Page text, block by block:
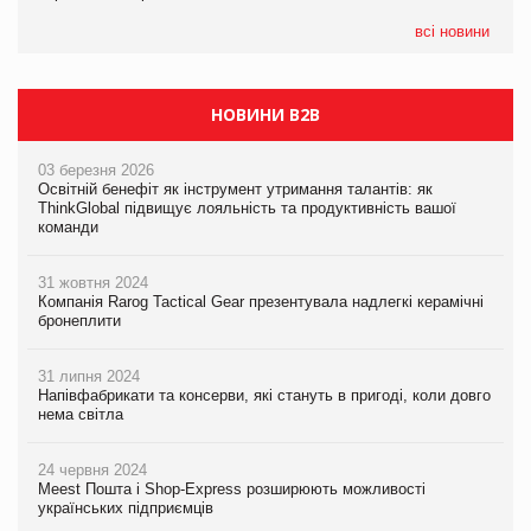
всі новини
НОВИНИ B2B
03 березня 2026
Освітній бенефіт як інструмент утримання талантів: як
ThinkGlobal підвищує лояльність та продуктивність вашої
команди
31 жовтня 2024
Компанія Rarog Tactical Gear презентувала надлегкі керамічні
бронеплити
31 липня 2024
Напівфабрикати та консерви, які стануть в пригоді, коли довго
нема світла
24 червня 2024
Meest Пошта і Shop-Express розширюють можливості
українських підприємців